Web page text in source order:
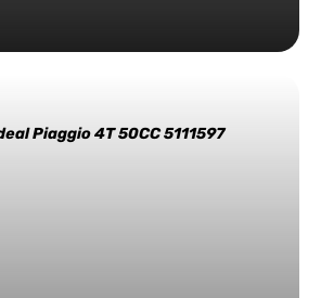
Piaggio 4T 50CC 5111597